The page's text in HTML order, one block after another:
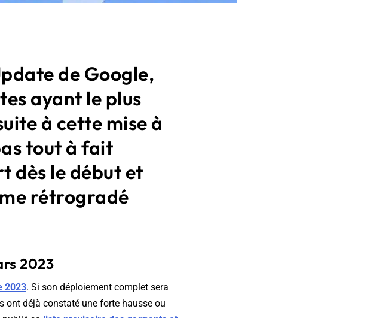
de Google,
ayant le plus
à cette mise à
tout à fait
dès le début et
rétrogradé
2023
2023. Si son déploiement complet sera
ont déjà constaté une forte hausse ou